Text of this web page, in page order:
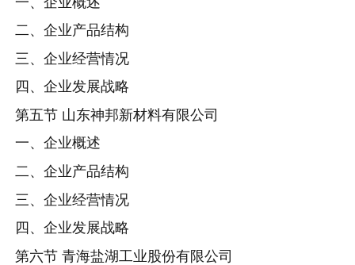
二、企业产品结构
三、企业经营情况
四、企业发展战略
第五节 山东神邦新材料有限公司
一、企业概述
二、企业产品结构
三、企业经营情况
四、企业发展战略
第六节 青海盐湖工业股份有限公司